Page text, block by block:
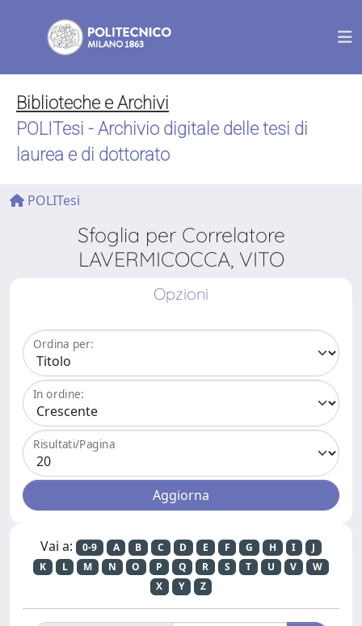
Biblioteche e Archivi
POLITesi - Archivio digitale delle tesi di
laurea e di dottorato
POLITesi
Sfoglia per Correlatore
LAVERMICOCCA, VITO
Opzioni
Ordina per:
In ordine:
Risultati/Pagina
Vai a: 0-9 A B C D E F G H I
J
K
L M N O P Q R S T U V
W
X
Y Z